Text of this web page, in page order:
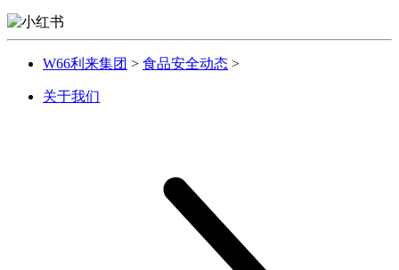
W66利来集团 > 食品安全动态 >
关于我们